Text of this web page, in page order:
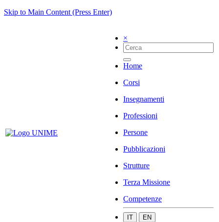
Skip to Main Content (Press Enter)
×
Home
Corsi
Insegnamenti
Professioni
Persone
Pubblicazioni
Strutture
Terza Missione
Competenze
IT EN